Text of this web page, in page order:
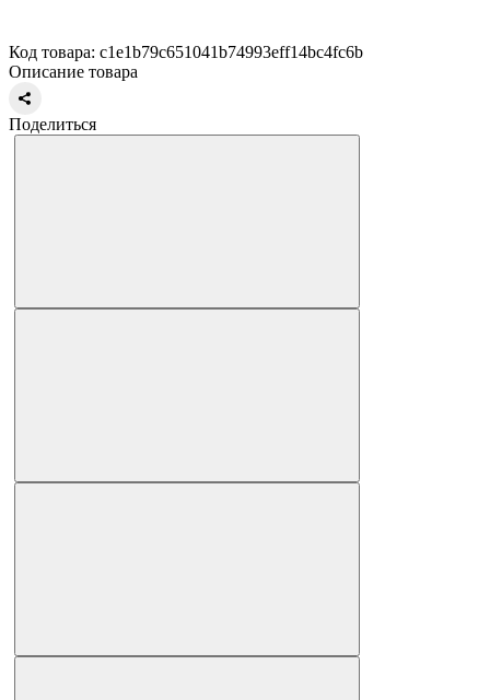
Код товара: c1e1b79c651041b74993eff14bc4fc6b
Описание товара
Поделиться